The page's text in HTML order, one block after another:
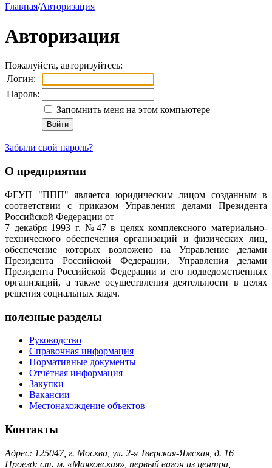
Главная/Авторизация
Авторизация
Пожалуйста, авторизуйтесь:
Логин:
Пароль:
Запомнить меня на этом компьютере
Забыли свой пароль?
О предприятии
ФГУП "ППП" является юридическим лицом созданным в
соответствии с приказом Управления делами Президента
Российской Федерации от
7 декабря 1993 г. №47 в целях комплексного материально-
технического обеспечения организаций и физических лиц,
обеспечение которых возложено на Управление делами
Президента Российской Федерации, Управления делами
Президента Российской Федерации и его подведомственных
организаций, а также осуществления деятельности в целях
решения социальных задач.
полезные разделы
Руководство
Справочная информация
Нормативные документы
Отчётная информация
Закупки
Вакансии
Местонахождение объектов
Контакты
Адрес: 125047, г. Москва, ул. 2-я Тверская-Ямская, д. 16
Проезд: ст. м. «Маяковская», первый вагон из центра,